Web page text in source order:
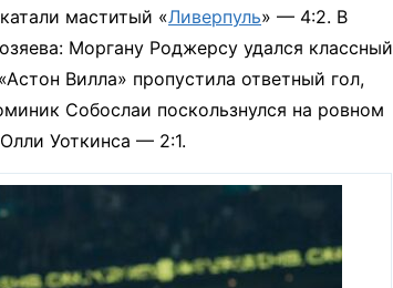
маститый «Ливерпуль» — 4:2. В
Моргану Роджерсу удался классный
Вилла» пропустила ответный гол,
Собослаи поскользнулся на ровном
Уоткинса — 2:1.